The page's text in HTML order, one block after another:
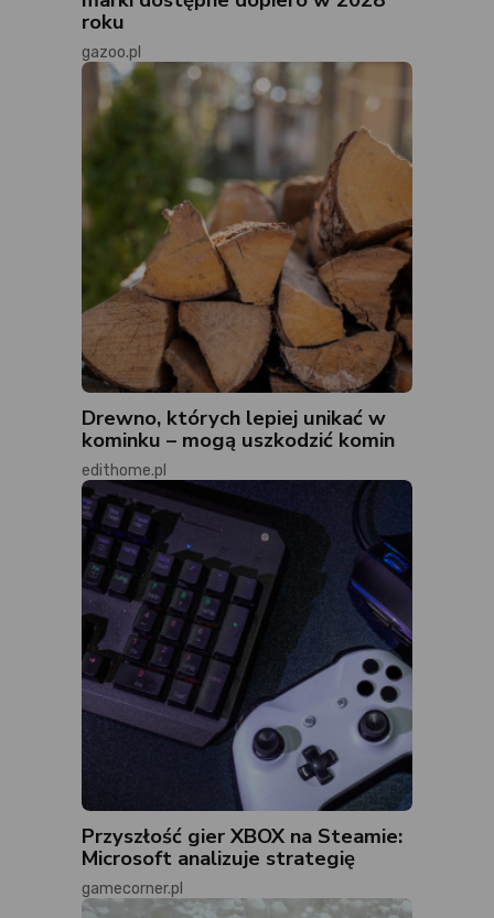
roku
gazoo.pl
Drewno, których lepiej unikać w
kominku – mogą uszkodzić komin
edithome.pl
Przyszłość gier XBOX na Steamie:
Microsoft analizuje strategię
gamecorner.pl